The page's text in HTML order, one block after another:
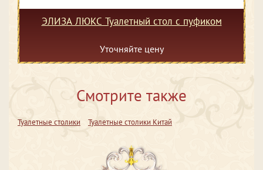
ЭЛИЗА ЛЮКС Туалетный стол с пуфиком
Уточняйте цену
Смотрите также
Туалетные столики Туалетные столики Китай